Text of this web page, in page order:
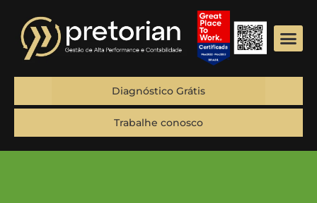
Diagnóstico Grátis
Trabalhe conosco